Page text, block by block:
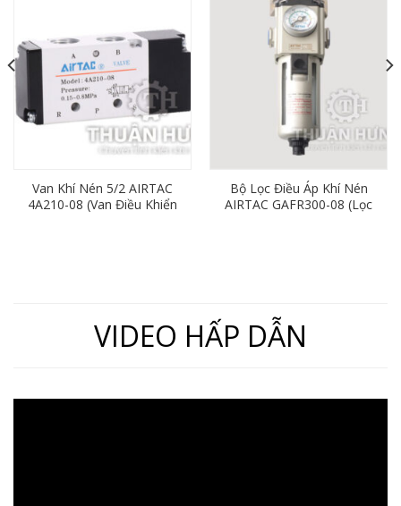
Van Khí Nén 5/2 AIRTAC
4A210-08 (Van Điều Khiển
Bộ Lọc Điều Áp Khí Nén
AIRTAC GAFR300-08 (Lọc
VIDEO HẤP DẪN